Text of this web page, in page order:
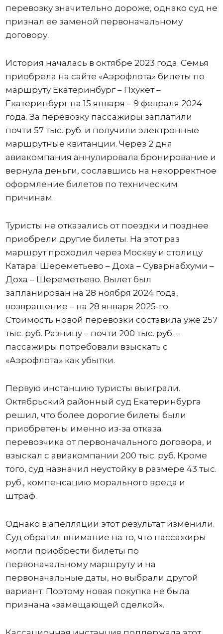
перевозку значительно дороже, однако суд не
признал ее заменой первоначальному
договору.
История началась в октябре 2023 года. Семья
приобрела на сайте «Аэрофлота» билеты по
маршруту Екатеринбург – Пхукет –
Екатеринбург на 15 января – 9 февраля 2024
года. За перевозку пассажиры заплатили
почти 57 тыс. руб. и получили электронные
маршрутные квитанции. Через 2 дня
авиакомпания аннулировала бронирование и
вернула деньги, сославшись на некорректное
оформление билетов по техническим
причинам.
Туристы не отказались от поездки и позднее
приобрели другие билеты. На этот раз
маршрут проходил через Москву и столицу
Катара: Шереметьево – Доха – Суварнабхуми –
Доха – Шереметьево. Вылет был
запланирован на 28 ноября 2024 года,
возвращение – на 28 января 2025-го.
Стоимость новой перевозки составила уже 257
тыс. руб. Разницу – почти 200 тыс. руб. –
пассажиры потребовали взыскать с
«Аэрофлота» как убытки.
Первую инстанцию туристы выиграли.
Октябрьский районный суд Екатеринбурга
решил, что более дорогие билеты были
приобретены именно из-за отказа
перевозчика от первоначального договора, и
взыскал с авиакомпании 200 тыс. руб. Кроме
того, суд назначил неустойку в размере 43 тыс.
руб., компенсацию морального вреда и
штраф.
Однако в апелляции этот результат изменили.
Суд обратил внимание на то, что пассажиры
могли приобрести билеты по
первоначальному маршруту и на
первоначальные даты, но выбрали другой
вариант. Поэтому новая покупка не была
признана «замещающей сделкой».